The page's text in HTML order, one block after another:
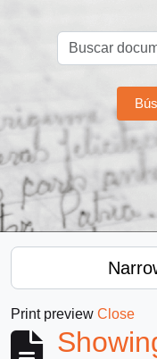
Print preview Close